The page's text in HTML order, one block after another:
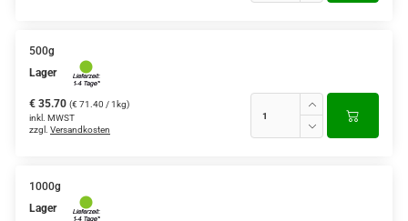
500g
Lager
€ 35.70 (€ 71.40 / 1kg)
inkl. MWST
zzgl. Versandkosten
1000g
Lager